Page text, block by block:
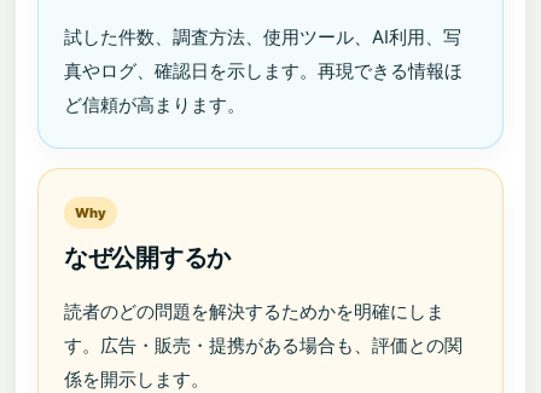
試した件数、調査方法、使用ツール、AI利用、写
真やログ、確認日を示します。再現できる情報ほ
ど信頼が高まります。
Why
なぜ公開するか
読者のどの問題を解決するためかを明確にしま
す。広告・販売・提携がある場合も、評価との関
係を開示します。